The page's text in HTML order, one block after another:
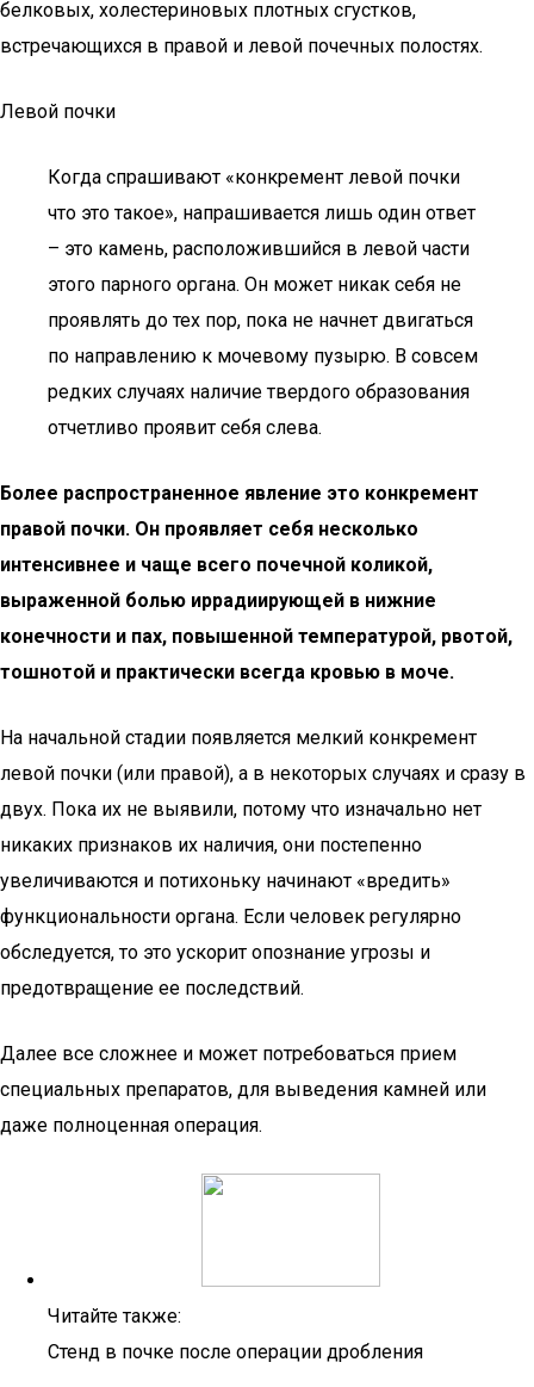
белковых, холестериновых плотных сгустков,
встречающихся в правой и левой почечных полостях.
Левой почки
Когда спрашивают «конкремент левой почки
что это такое», напрашивается лишь один ответ
– это камень, расположившийся в левой части
этого парного органа. Он может никак себя не
проявлять до тех пор, пока не начнет двигаться
по направлению к мочевому пузырю. В совсем
редких случаях наличие твердого образования
отчетливо проявит себя слева.
Более распространенное явление это конкремент
правой почки. Он проявляет себя несколько
интенсивнее и чаще всего почечной коликой,
выраженной болью иррадиирующей в нижние
конечности и пах, повышенной температурой, рвотой,
тошнотой и практически всегда кровью в моче.
На начальной стадии появляется мелкий конкремент
левой почки (или правой), а в некоторых случаях и сразу в
двух. Пока их не выявили, потому что изначально нет
никаких признаков их наличия, они постепенно
увеличиваются и потихоньку начинают «вредить»
функциональности органа. Если человек регулярно
обследуется, то это ускорит опознание угрозы и
предотвращение ее последствий.
Далее все сложнее и может потребоваться прием
специальных препаратов, для выведения камней или
даже полноценная операция.
Читайте также:
Стенд в почке после операции дробления